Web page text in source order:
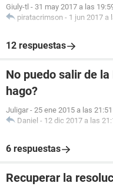
Giuly-tl - 31 may 2017 a las
piratacrimson - 1 jun 2017 a
12 respuestas
No puedo salir de
hago?
Juligar - 25 ene 2015 a las 21:51
Daniel - 12 dic 2017 a las
6 respuestas
Recuperar la